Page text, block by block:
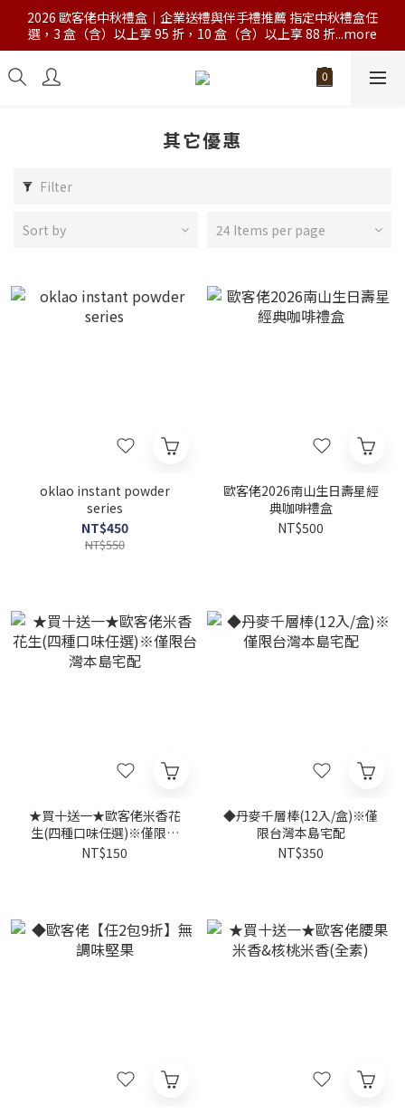
2026 歐客佬中秋禮盒｜企業送禮與伴手禮推薦 指定中秋禮盒任
選，3 盒（含）以上享 95 折，10 盒（含）以上享 88 折...more
其它優惠
Filter
Sort by 24 Items per page
oklao instant powder
series
NT$450
NT$550
歐客佬2026南山生日壽星經
典咖啡禮盒
NT$500
★買十送一★歐客佬米香花
生(四種口味任選)※僅限台
灣本島宅配
NT$150
◆丹麥千層棒(12入/盒)※僅
限台灣本島宅配
NT$350